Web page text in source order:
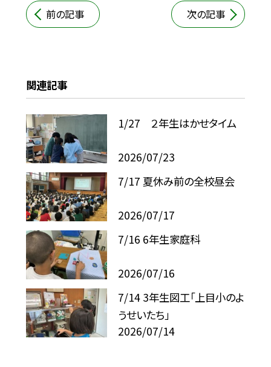
前の記事 次の記事
関連記事
1/27 ２年生はかせタイム
2026/07/23
7/17 夏休み前の全校昼会
2026/07/17
7/16 6年生家庭科
2026/07/16
7/14 3年生図工「上目小のよ
うせいたち」
2026/07/14